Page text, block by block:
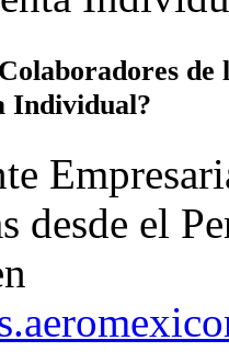
Individual?
desde el